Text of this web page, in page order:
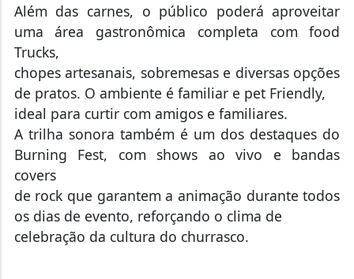
Além das carnes, o público poderá aproveitar
uma área gastronômica completa com food
Trucks,
chopes artesanais, sobremesas e diversas opções
de pratos. O ambiente é familiar e pet Friendly,
ideal para curtir com amigos e familiares.
A trilha sonora também é um dos destaques do
Burning Fest, com shows ao vivo e bandas
covers
de rock que garantem a animação durante todos
os dias de evento, reforçando o clima de
celebração da cultura do churrasco.